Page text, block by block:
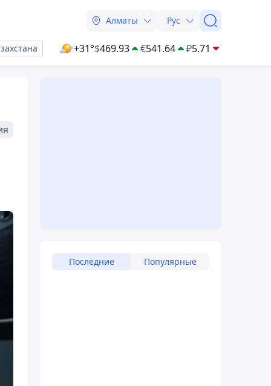
Алматы Рус
+31°$469.93 €541.64 ₽5.71
Последние Популярные